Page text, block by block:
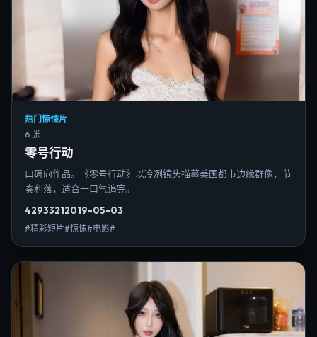
热门惊悚片
6 张
零号行动
口碑向作品。《零号行动》以冷冽镜头描摹美国都市边缘群像，节
奏利落，适合一口气追完。
42933212019-05-03
#精彩短片#惊悚#电影#